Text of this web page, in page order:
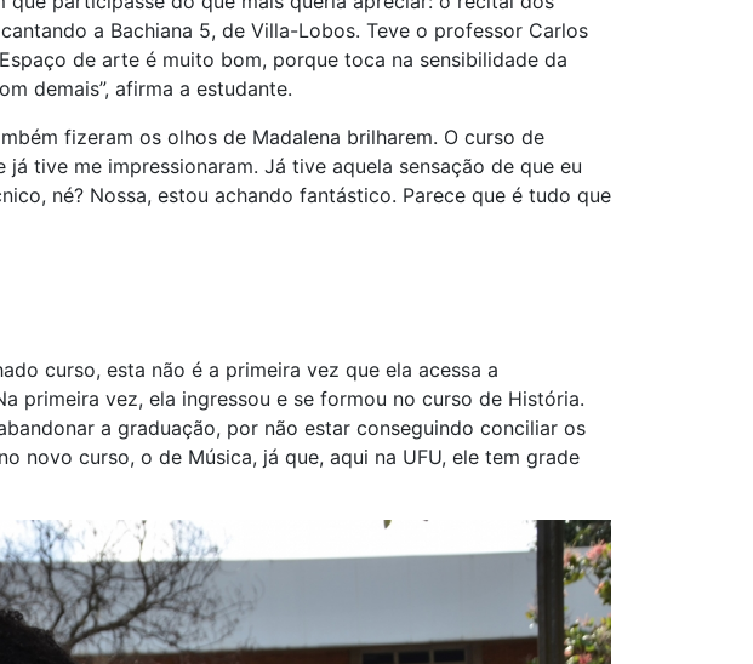
a Bachiana 5, de Villa-Lobos. Teve o professor Carlos
de arte é muito bom, porque toca na sensibilidade da
demais”, afirma a estudante.
fizeram os olhos de Madalena brilharem. O curso de
tive me impressionaram. Já tive aquela sensação de que eu
né? Nossa, estou achando fantástico. Parece que é tudo que
curso, esta não é a primeira vez que ela acessa a
primeira vez, ela ingressou e se formou no curso de História.
a graduação, por não estar conseguindo conciliar os
novo curso, o de Música, já que, aqui na UFU, ele tem grade